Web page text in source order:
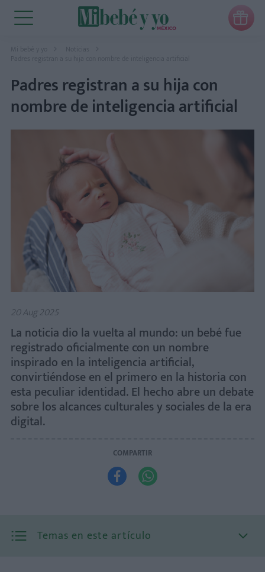

Mi bebé y yo
Noticias
Padres registran a su hija con nombre de inteligencia artificial
Padres registran a su hija con
nombre de inteligencia artificial
20 Aug 2025
La noticia dio la vuelta al mundo: un bebé fue
registrado oficialmente con un nombre
inspirado en la inteligencia artificial,
convirtiéndose en el primero en la historia con
esta peculiar identidad. El hecho abre un debate
sobre los alcances culturales y sociales de la era
digital.
COMPARTIR
 
Temas en este artículo